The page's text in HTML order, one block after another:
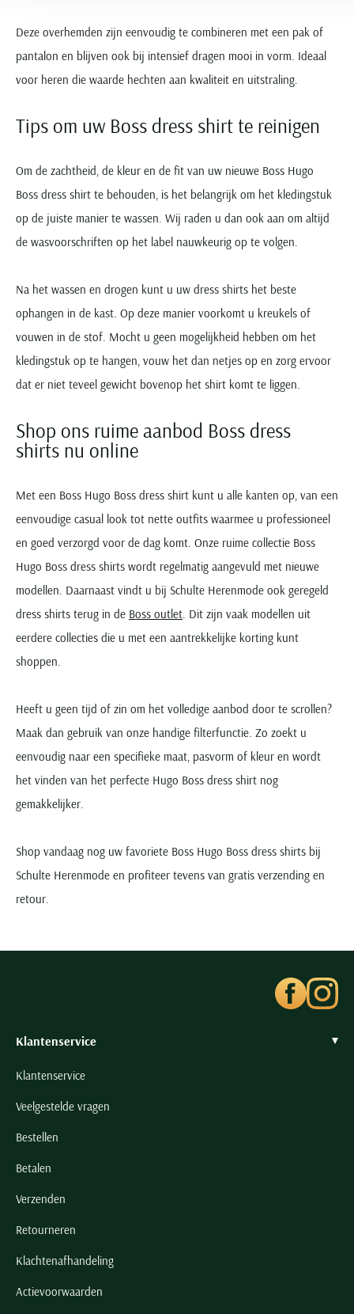
Deze overhemden zijn eenvoudig te combineren met een pak of
pantalon en blijven ook bij intensief dragen mooi in vorm. Ideaal
voor heren die waarde hechten aan kwaliteit en uitstraling.
Tips om uw Boss dress shirt te reinigen
Om de zachtheid, de kleur en de fit van uw nieuwe Boss Hugo
Boss dress shirt te behouden, is het belangrijk om het kledingstuk
op de juiste manier te wassen. Wij raden u dan ook aan om altijd
de wasvoorschriften op het label nauwkeurig op te volgen.
Na het wassen en drogen kunt u uw dress shirts het beste
ophangen in de kast. Op deze manier voorkomt u kreukels of
vouwen in de stof. Mocht u geen mogelijkheid hebben om het
kledingstuk op te hangen, vouw het dan netjes op en zorg ervoor
dat er niet teveel gewicht bovenop het shirt komt te liggen.
Shop ons ruime aanbod Boss dress
shirts nu online
Met een Boss Hugo Boss dress shirt kunt u alle kanten op, van een
eenvoudige casual look tot nette outfits waarmee u professioneel
en goed verzorgd voor de dag komt. Onze ruime collectie Boss
Hugo Boss dress shirts wordt regelmatig aangevuld met nieuwe
modellen. Daarnaast vindt u bij Schulte Herenmode ook geregeld
dress shirts terug in de Boss outlet. Dit zijn vaak modellen uit
eerdere collecties die u met een aantrekkelijke korting kunt
shoppen.
Heeft u geen tijd of zin om het volledige aanbod door te scrollen?
Maak dan gebruik van onze handige filterfunctie. Zo zoekt u
eenvoudig naar een specifieke maat, pasvorm of kleur en wordt
het vinden van het perfecte Hugo Boss dress shirt nog
gemakkelijker.
Shop vandaag nog uw favoriete Boss Hugo Boss dress shirts bij
Schulte Herenmode en profiteer tevens van gratis verzending en
retour.
Klantenservice
Klantenservice
Veelgestelde vragen
Bestellen
Betalen
Verzenden
Retourneren
Klachtenafhandeling
Actievoorwaarden